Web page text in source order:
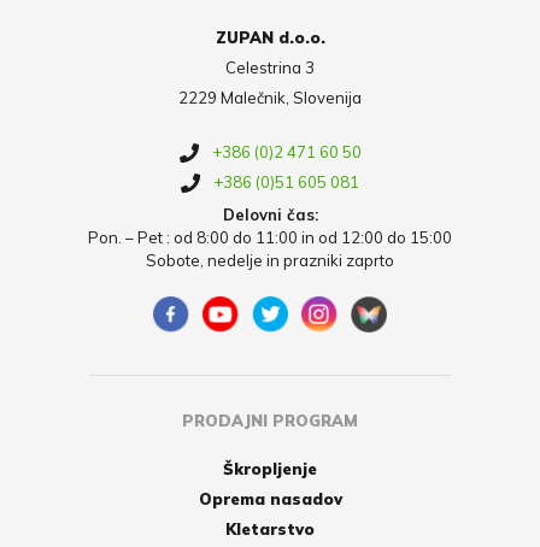
ZUPAN d.o.o.
Celestrina 3
2229 Malečnik, Slovenija
+386 (0)2 471 60 50
+386 (0)51 605 081
Delovni čas:
Pon. – Pet : od 8:00 do 11:00 in od 12:00 do 15:00
Sobote, nedelje in prazniki zaprto
PRODAJNI PROGRAM
Škropljenje
Oprema nasadov
Kletarstvo